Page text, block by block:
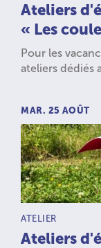
Ateliers
« Les
Pour les
ateliers dédiés
MAR. 25 AOÛT
TYPE D’ACTIVITÉ :
ATELIER
Ateliers